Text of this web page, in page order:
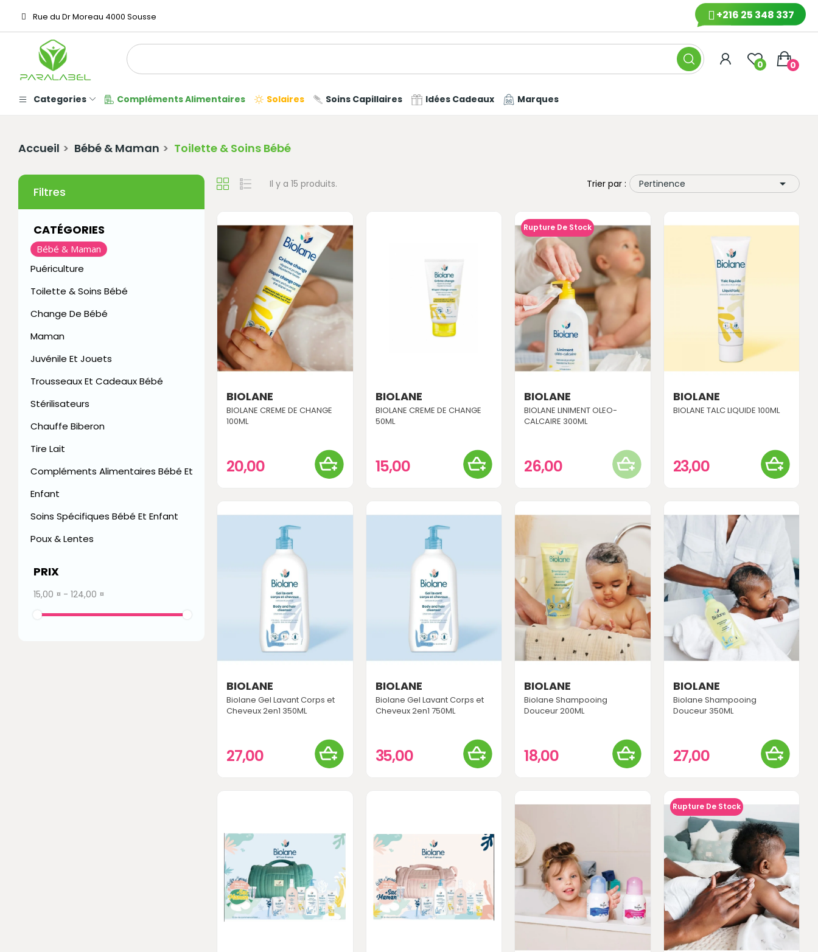
Rue du Dr Moreau 4000 Sousse +216 25 348 337
0 0
Categories Compléments Alimentaires Solaires Soins Capillaires Idées Cadeaux Marques
Accueil Bébé & Maman Toilette & Soins Bébé
Filtres
CATÉGORIES
Bébé & Maman
Puériculture
Toilette & Soins Bébé
Change De Bébé
Maman
Juvénile Et Jouets
Trousseaux Et Cadeaux Bébé
Stérilisateurs
Chauffe Biberon
Tire Lait
Compléments Alimentaires Bébé Et
Enfant
Soins Spécifiques Bébé Et Enfant
Poux & Lentes
PRIX
15,00 ¤ - 124,00 ¤
Il y a 15 produits. Trier par : Pertinence 
BIOLANE
BIOLANE CREME DE CHANGE
100ML
20,00
BIOLANE
BIOLANE CREME DE CHANGE
50ML
15,00
Rupture De Stock
BIOLANE
BIOLANE LINIMENT OLEO-
CALCAIRE 300ML
26,00
BIOLANE
BIOLANE TALC LIQUIDE 100ML
23,00
BIOLANE
Biolane Gel Lavant Corps et
Cheveux 2en1 350ML
27,00
BIOLANE
Biolane Gel Lavant Corps et
Cheveux 2en1 750ML
35,00
BIOLANE
Biolane Shampooing
Douceur 200ML
18,00
BIOLANE
Biolane Shampooing
Douceur 350ML
27,00
Rupture De Stock